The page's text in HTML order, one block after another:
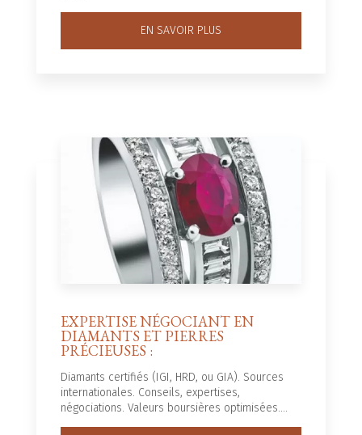
EN SAVOIR PLUS
EXPERTISE NÉGOCIANT EN
DIAMANTS ET PIERRES
PRÉCIEUSES :
Diamants certifiés (IGI, HRD, ou GIA). Sources
internationales. Conseils, expertises,
négociations. Valeurs boursières optimisées....